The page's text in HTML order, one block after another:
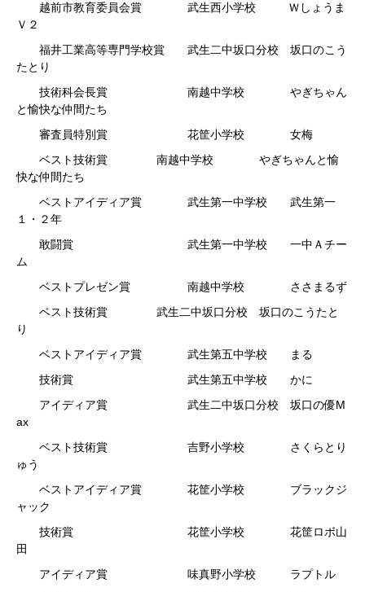
越前市教育委員会賞 武生西小学校
Ｗしょうま
Ｖ２
福井工業高等専門学校賞 武生二中坂口分校 坂口のこう
たとり
技術科会長賞 南越中学校 やぎちゃん
と愉快な仲間たち
審査員特別賞 花筐小学校 女梅
ベスト技術賞
南越中学校 やぎちゃんと愉
快な仲間たち
ベストアイディア賞 武生第一中学校 武生第一
１・２年
敢闘賞 武生第一中学校 一中Ａチー
ム
ベストプレゼン賞 南越中学校 ささまるず
ベスト技術賞
武生二中坂口分校 坂口のこうたと
り
ベストアイディア賞 武生第五中学校 まる
技術賞 武生第五中学校 かに
アイディア賞 武生二中坂口分校 坂口の優M
ax
ベスト技術賞 吉野小学校 さくらとり
ゅう
ベストアイディア賞 花筐小学校 ブラックジ
ャック
技術賞 花筐小学校 花筐ロボ山
田
アイディア賞 味真野小学校 ラプトル